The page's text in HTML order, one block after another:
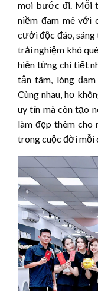
mọi bước đi. Mỗi
niềm đam mê với
cưới độc đáo, sáng
trải nghiệm khó
hiện từng chi tiết
tận tâm, lòng
Cùng nhau, họ
uy tín mà còn tạo
làm đẹp thêm cho
trong cuộc đời mỗi